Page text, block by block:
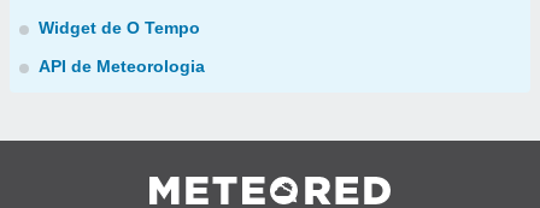
Widget de O Tempo
API de Meteorologia